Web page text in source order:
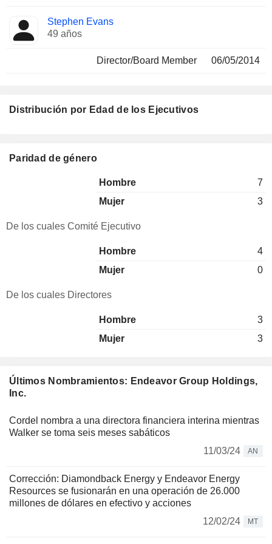
Stephen Evans
49 años
Director/Board Member 06/05/2014
Últimos Nombramientos: Endeavor Group Holdings,
Inc.
Cordel nombra a una directora financiera interina mientras
Walker se toma seis meses sabáticos
11/03/24
AN
Corrección: Diamondback Energy y Endeavor Energy
Resources se fusionarán en una operación de 26.000
millones de dólares en efectivo y acciones
12/02/24
MT
Distribución por Edad de los Ejecutivos
Paridad de género
Hombre
7
Mujer
3
De los cuales Comité Ejecutivo
Hombre
4
Mujer
0
De los cuales Directores
Hombre
3
Mujer
3